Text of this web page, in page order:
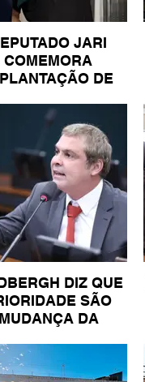
JARI
COMEMORA
DE
DIZ QUE
SÃO
DA
DE IR